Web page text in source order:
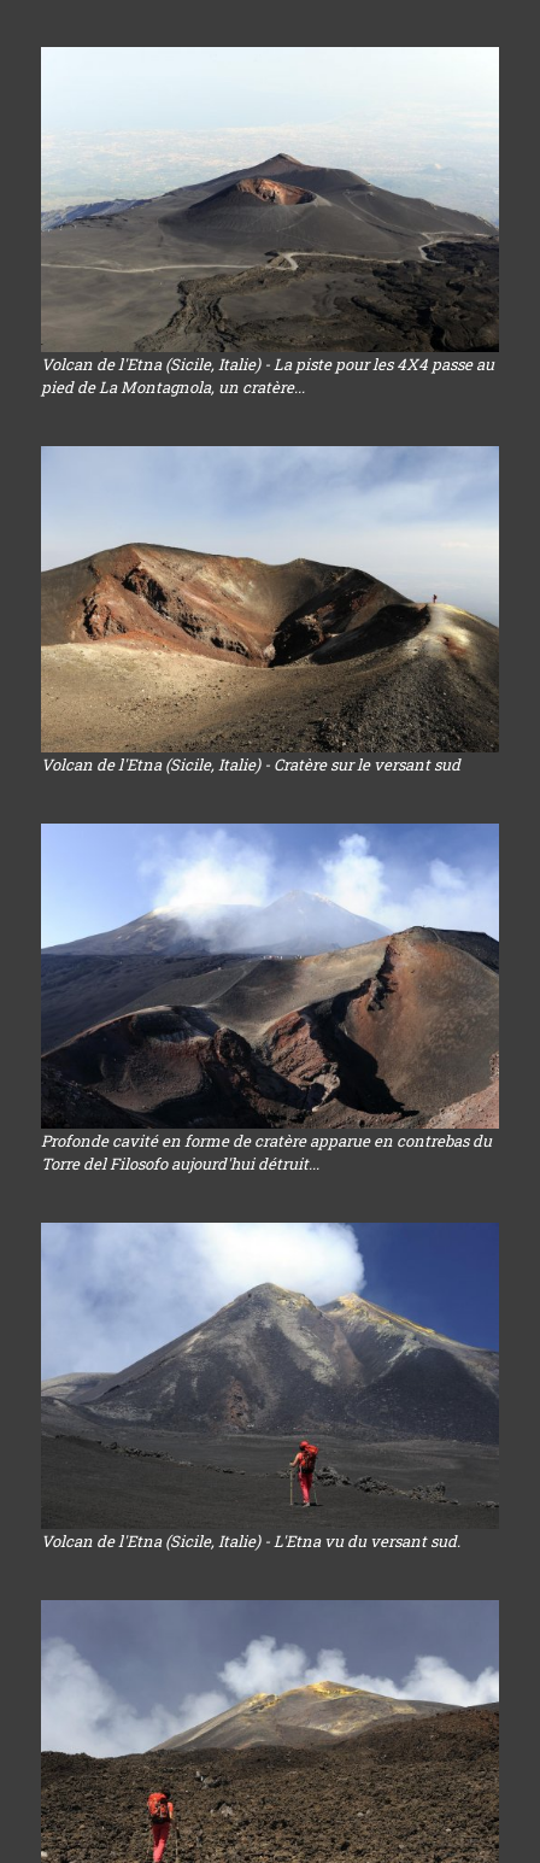
Volcan de l'Etna (Sicile, Italie) - La piste pour les 4X4 passe au
pied de La Montagnola, un cratère...
Volcan de l'Etna (Sicile, Italie) - Cratère sur le versant sud
Profonde cavité en forme de cratère apparue en contrebas du
Torre del Filosofo aujourd'hui détruit...
Volcan de l'Etna (Sicile, Italie) - L'Etna vu du versant sud.